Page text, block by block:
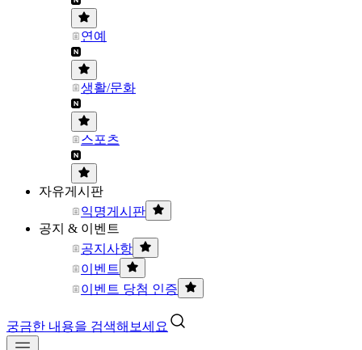
연예
생활/문화
스포츠
자유게시판
익명게시판
공지 & 이벤트
공지사항
이벤트
이벤트 당첨 인증
궁금한 내용을 검색해보세요